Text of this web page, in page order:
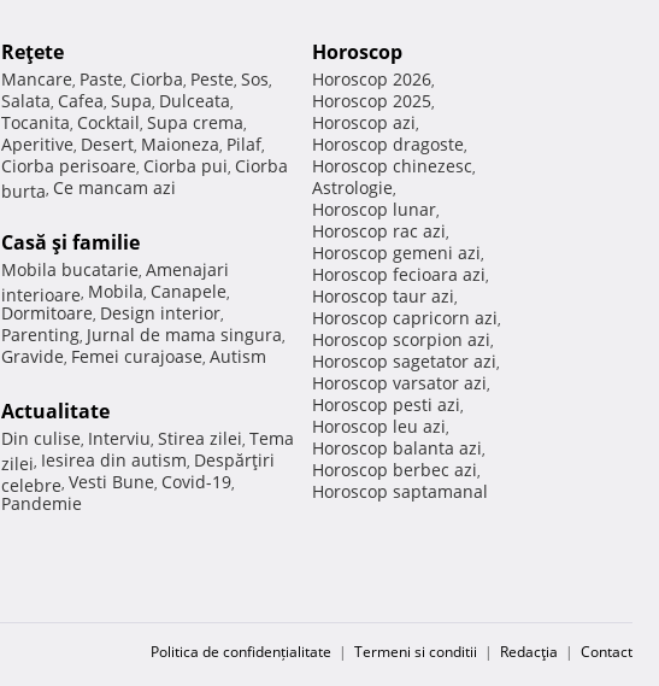
Reţete
Mancare, Paste, Ciorba, Peste, Sos,
Salata, Cafea, Supa, Dulceata,
Tocanita, Cocktail, Supa crema,
Aperitive, Desert, Maioneza, Pilaf,
Ciorba perisoare, Ciorba pui, Ciorba
burta, Ce mancam azi
Casă şi familie
Mobila bucatarie, Amenajari
interioare, Mobila, Canapele,
Dormitoare, Design interior,
Parenting, Jurnal de mama singura,
Gravide, Femei curajoase, Autism
Actualitate
Din culise, Interviu, Stirea zilei, Tema
zilei, Iesirea din autism, Despărţiri
celebre, Vesti Bune, Covid-19,
Pandemie
Horoscop
Horoscop 2026,
Horoscop 2025,
Horoscop azi,
Horoscop dragoste,
Horoscop chinezesc,
Astrologie,
Horoscop lunar,
Horoscop rac azi,
Horoscop gemeni azi,
Horoscop fecioara azi,
Horoscop taur azi,
Horoscop capricorn azi,
Horoscop scorpion azi,
Horoscop sagetator azi,
Horoscop varsator azi,
Horoscop pesti azi,
Horoscop leu azi,
Horoscop balanta azi,
Horoscop berbec azi,
Horoscop saptamanal
Politica de confidențialitate | Termeni si conditii | Redacţia | Contact